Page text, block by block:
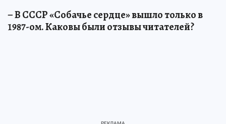
– В СССР «Собачье сердце» вышло только в
1987-ом. Каковы были отзывы читателей?